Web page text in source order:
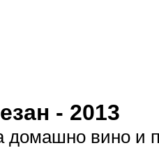
- 2013
домашно вино и